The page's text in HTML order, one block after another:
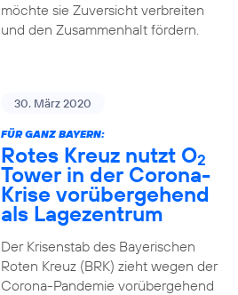
möchte sie Zuversicht verbreiten
und den Zusammenhalt fördern.
30. März 2020
FÜR GANZ BAYERN:
Rotes Kreuz nutzt O2
Tower in der Corona-
Krise vorübergehend
als Lagezentrum
Der Krisenstab des Bayerischen
Roten Kreuz (BRK) zieht wegen der
Corona-Pandemie vorübergehend